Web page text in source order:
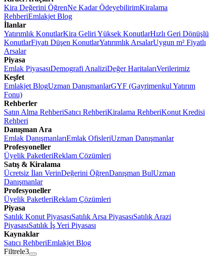
Kira Değerini ÖğrenNe Kadar ÖdeyebilirimKiralama
RehberiEmlakjet Blog
İlanlar
Yatırımlık KonutlarKira Geliri Yüksek KonutlarHızlı Geri Dönüşlü
KonutlarFiyatı Düşen KonutlarYatırımlık ArsalarUygun m² Fiyatlı
Arsalar
Piyasa
Emlak PiyasasıDemografi AnaliziDeğer HaritalarıVerilerimiz
Keşfet
Emlakjet BlogUzman DanışmanlarGYF (Gayrimenkul Yatırım
Fonu)
Rehberler
Satın Alma RehberiSatıcı RehberiKiralama RehberiKonut Kredisi
Rehberi
Danışman Ara
Emlak DanışmanlarıEmlak OfisleriUzman Danışmanlar
Profesyoneller
Üyelik PaketleriReklam Çözümleri
Satış & Kiralama
Ücretsiz İlan VerinDeğerini ÖğrenDanışman BulUzman
Danışmanlar
Profesyoneller
Üyelik PaketleriReklam Çözümleri
Piyasa
Satılık Konut PiyasasıSatılık Arsa PiyasasıSatılık Arazi
PiyasasıSatılık İş Yeri Piyasası
Kaynaklar
Satıcı RehberiEmlakjet Blog
Filtrele3